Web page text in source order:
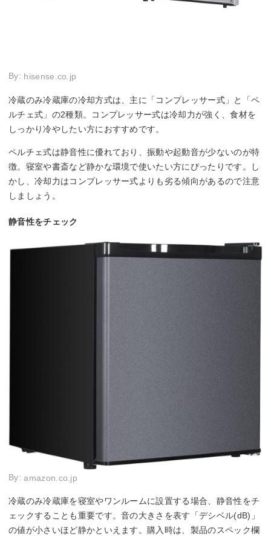
By: hisense.co.jp
冷蔵のみ冷蔵庫の冷却方式は、主に「コンプレッサー式」と「ペ
ルチェ式」の2種類。コンプレッサー式は冷却力が強く、食材を
しっかり冷やしたい方におすすめです。
ペルチェ式は静音性に優れており、振動や起動音が少ないのが特
徴。寝室や書斎など静かな環境で使いたい方にぴったりです。し
かし、冷却力はコンプレッサー式よりも劣る傾向があるので注意
しましょう。
静音性をチェック
By:amazon.co.jp
冷蔵のみ冷蔵庫を寝室やワンルームに設置する場合、静音性をチ
ェックすることも重要です。音の大きさを表す「デシベル(dB)」
の値が小さいほど静かといえます。購入時は、製品のスペック欄